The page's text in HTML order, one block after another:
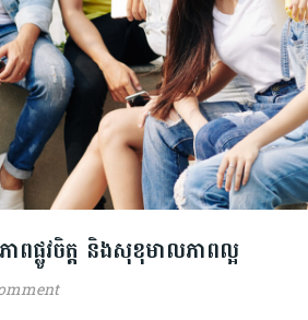
ាពផ្លូវចិត្ត និងសុខុមាលភាពល្អ